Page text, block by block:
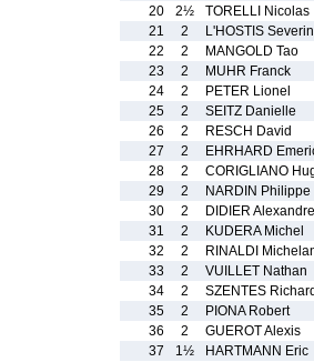
20
2½ TORELLI Nicolas
21
2 L'HOSTIS Severin
22
2 MANGOLD Tao
23
2 MUHR Franck
24
2 PETER Lionel
25
2 SEITZ Danielle
26
2 RESCH David
27
2 EHRHARD
28
2 CORIGLIANO
29
2 NARDIN Philippe
30
2 DIDIER Alexandre
31
2 KUDERA Michel
32
2 RINALDI
33
2 VUILLET Nathan
34
2 SZENTES Richard
35
2 PIONA Robert
36
2 GUEROT Alexis
37
1½ HARTMANN Eric